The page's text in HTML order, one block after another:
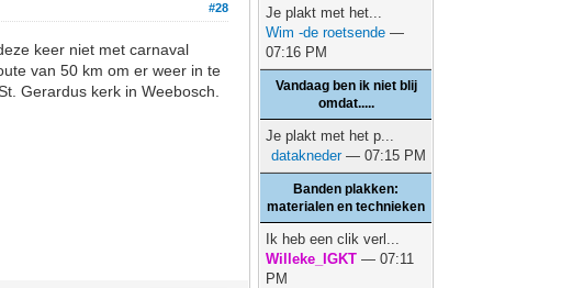
#28
keer niet met carnaval
van 50 km om er weer in te
Gerardus kerk in Weebosch.
Je plakt met het...
Wim -de roetsende —
07:16 PM
Vandaag ben ik niet blij
omdat.....
Je plakt met het p...
datakneder— 07:15 PM
Banden plakken:
materialen en technieken
Ik heb een clik verl...
Willeke_IGKT — 07:11
PM